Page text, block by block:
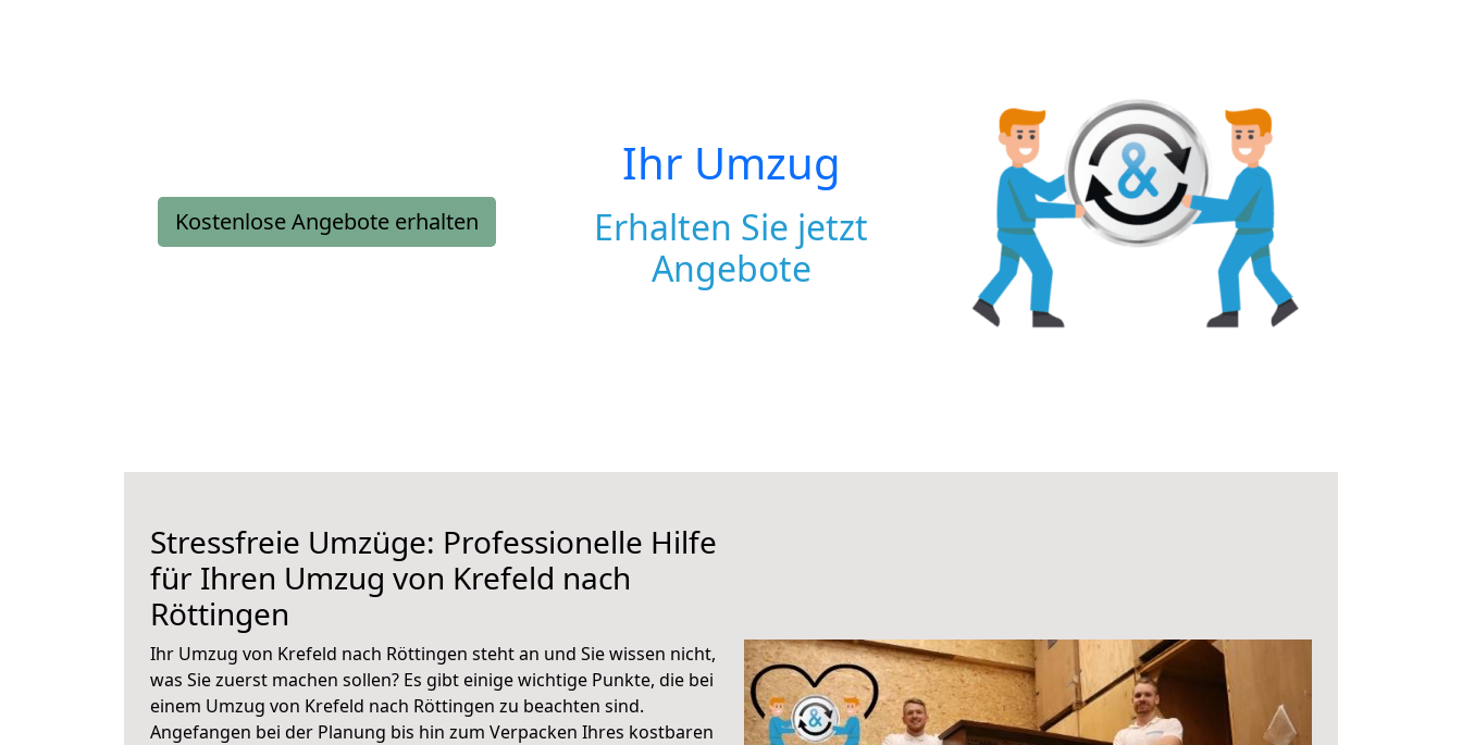
Kostenlose Angebote erhalten
Ihr Umzug
Erhalten Sie jetzt
Angebote
Stressfreie Umzüge: Professionelle Hilfe
für Ihren Umzug von Krefeld nach
Röttingen
Ihr Umzug von Krefeld nach Röttingen steht an und Sie wissen nicht,
was Sie zuerst machen sollen? Es gibt einige wichtige Punkte, die bei
einem Umzug von Krefeld nach Röttingen zu beachten sind.
Angefangen bei der Planung bis hin zum Verpacken Ihres kostbaren